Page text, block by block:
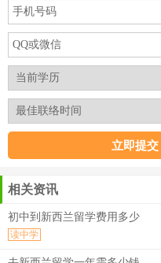
相关资讯
初中到新西兰留学费用多少
读中学